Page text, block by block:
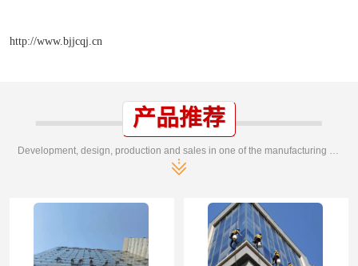
http://www.bjjcqj.cn
产品推荐